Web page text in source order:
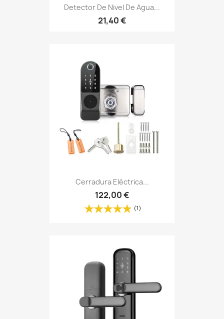
Detector De Nivel De Agua...
21,40 €
Cerradura Eléctrica...
122,00 €
(1)